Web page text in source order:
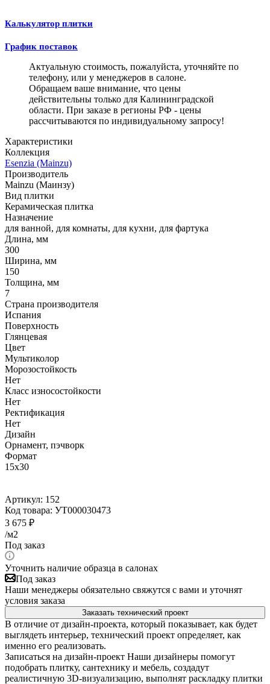
Калькулятор плитки
График поставок
Актуальную стоимость, пожалуйста, уточняйте по
телефону, или у менеджеров в салоне.
Обращаем ваше внимание, что цены
действительны только для Калининградской
области. При заказе в регионы РФ - цены
рассчитываются по индивидуальному запросу!
Характеристики
Коллекция
Esenzia (Mainzu)
Производитель
Mainzu (Маинзу)
Вид плитки
Керамическая плитка
Назначение
для ванной, для комнаты, для кухни, для фартука
Длина, мм
300
Ширина, мм
150
Толщина, мм
7
Страна производителя
Испания
Поверхность
Глянцевая
Цвет
Мультиколор
Морозостойкость
Нет
Класс износостойкости
Нет
Ректификация
Нет
Дизайн
Орнамент, пэчворк
Формат
15x30
Артикул: 152
Код товара: УТ000030473
3 675 ₽
/м2
Под заказ
Уточнить наличие образца в салонах
Под заказ
Наши менеджеры обязательно свяжутся с вами и уточнят
условия заказа
Заказать технический проект
В отличие от дизайн-проекта, который показывает, как будет
выглядеть интерьер, технический проект определяет, как
именно его реализовать.
Записаться на дизайн-проект Наши дизайнеры помогут
подобрать плитку, сантехнику и мебель, создадут
реалистичную 3D-визуализацию, выполнят раскладку плитки